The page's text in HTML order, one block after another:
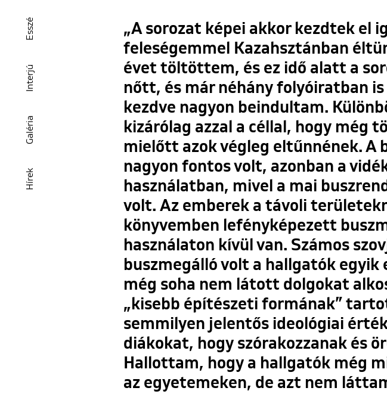
Hírek
Galéria
Interjú
Esszé
„A sorozat képei akkor kezdtek el
feleségemmel Kazahsztánban
évet töltöttem, és ez idő alatt a
nőtt, és már néhány folyóiratban
kezdve nagyon beindultam.
kizárólag azzal a céllal, hogy még
mielőtt azok végleg eltűnnének. A
nagyon fontos volt, azonban a
használatban, mivel a mai
volt. Az emberek a távoli
könyvemben lefényképezett
használaton kívül van. Számos
buszmegálló volt a hallgatók
még soha nem látott dolgokat
„kisebb építészeti formának”
semmilyen jelentős ideológiai
diákokat, hogy szórakozzanak és
Hallottam, hogy a hallgatók még
az egyetemeken, de azt nem